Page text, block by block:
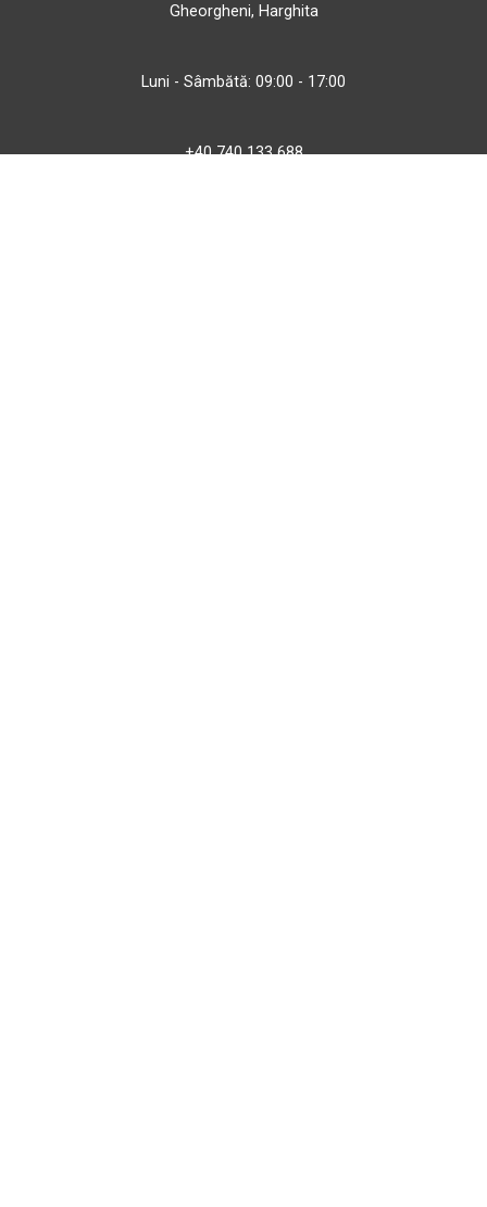
Gheorgheni, Harghita
Luni - Sâmbătă: 09:00 - 17:00
+40 740 133 688